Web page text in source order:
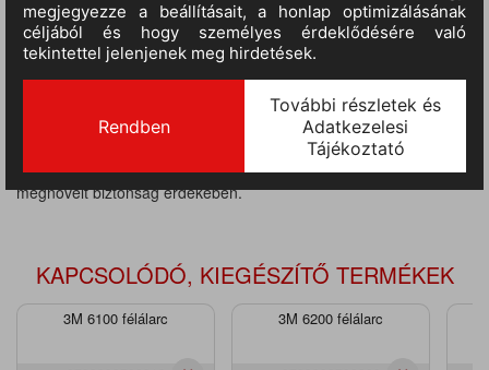
TERMÉKINFORMÁCIÓ
Elegáns, uniszex stílusú védőszemüveg. Kényelmes, ütésálló,
könnyű súlyú keret. A szemöldökvédővel ellátott lencsék az
archoz közeli illeszkedéssel jobb takarást biztosítanak. A 3M
Virtua AP védőszemüvegek könnyed, uniszex dizájnnal
rendelkeznek, így mindkét nem számára tökéletes megoldás
lehet. Az arcélt követő kialakítás oldalsó védelmet is biztosít, a
megnövelt biztonság érdekében.
KAPCSOLÓDÓ, KIEGÉSZÍTŐ TERMÉKEK
3M 6100 félálarc 3M 6200 félálarc